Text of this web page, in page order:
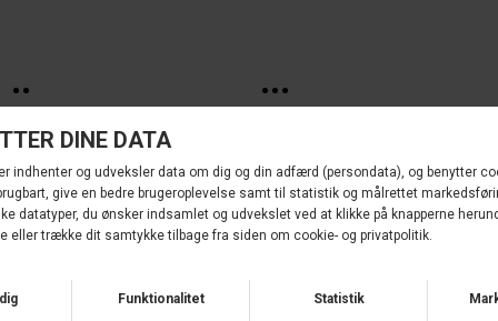
ET EVOLUTION EVOLUTION SNEAKER
DKK 600,00
UDSALG